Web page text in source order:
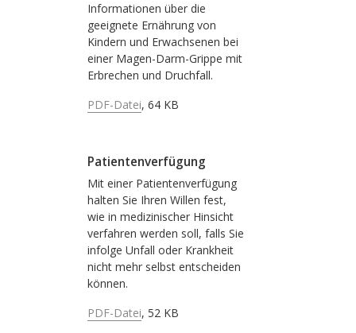
Informationen über die
geeignete Ernährung von
Kindern und Erwachsenen bei
einer Magen-Darm-Grippe mit
Erbrechen und Druchfall.
PDF-Datei, 64 KB
Patientenverfügung
Mit einer Patientenverfügung
halten Sie Ihren Willen fest,
wie in medizinischer Hinsicht
verfahren werden soll, falls Sie
infolge Unfall oder Krankheit
nicht mehr selbst entscheiden
können.
PDF-Datei, 52 KB